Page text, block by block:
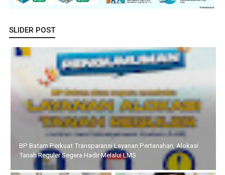
SLIDER POST
Pemprov Kepri dan KomDigi Pacu Penetrasi Broadband Lewat
Teknologi Satelit dan Frekuensi 700MHz, Upaya Memutus
Kesenjangan Digital di Kawasan Perbatasan